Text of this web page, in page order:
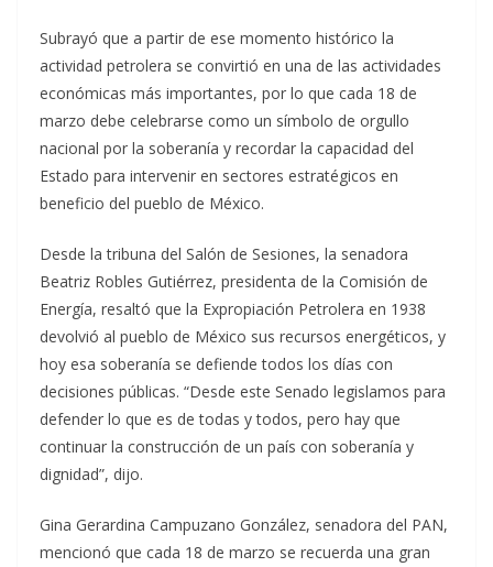
Subrayó que a partir de ese momento histórico la
actividad petrolera se convirtió en una de las actividades
económicas más importantes, por lo que cada 18 de
marzo debe celebrarse como un símbolo de orgullo
nacional por la soberanía y recordar la capacidad del
Estado para intervenir en sectores estratégicos en
beneficio del pueblo de México.
Desde la tribuna del Salón de Sesiones, la senadora
Beatriz Robles Gutiérrez, presidenta de la Comisión de
Energía, resaltó que la Expropiación Petrolera en 1938
devolvió al pueblo de México sus recursos energéticos, y
hoy esa soberanía se defiende todos los días con
decisiones públicas. “Desde este Senado legislamos para
defender lo que es de todas y todos, pero hay que
continuar la construcción de un país con soberanía y
dignidad”, dijo.
Gina Gerardina Campuzano González, senadora del PAN,
mencionó que cada 18 de marzo se recuerda una gran